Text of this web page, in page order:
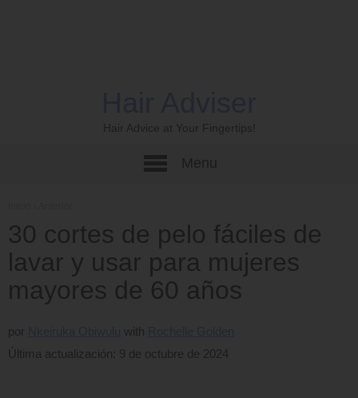
Hair Advice at Your Fingertips!
30 cortes de pelo fáciles de
lavar y usar para mujeres
mayores de 60 años
por
Última actualización: 9 de octubre de 2024